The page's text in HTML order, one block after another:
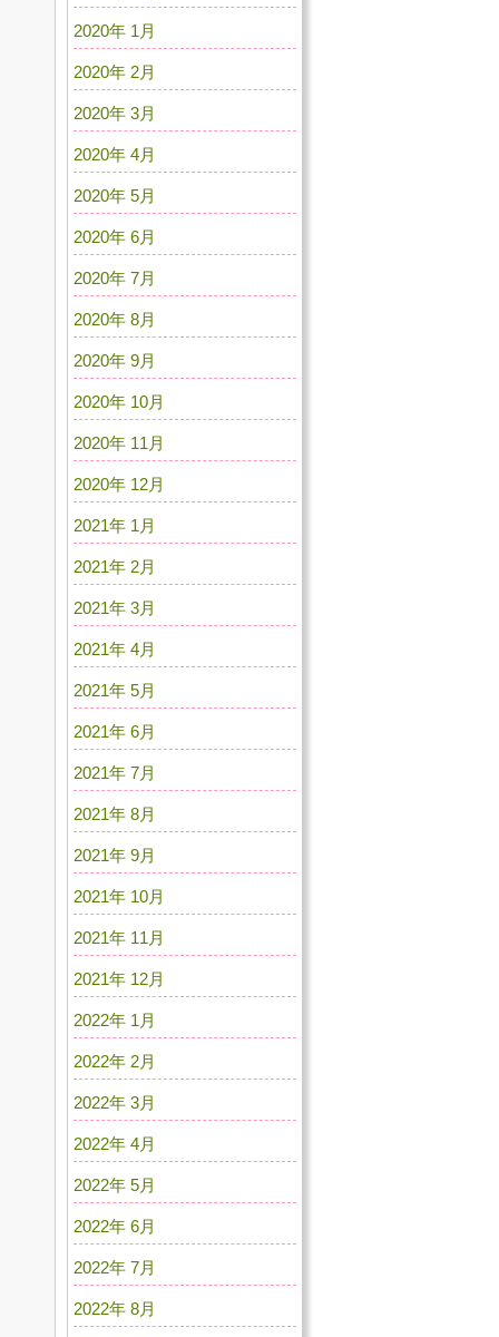
2020年 1月
2020年 2月
2020年 3月
2020年 4月
2020年 5月
2020年 6月
2020年 7月
2020年 8月
2020年 9月
2020年 10月
2020年 11月
2020年 12月
2021年 1月
2021年 2月
2021年 3月
2021年 4月
2021年 5月
2021年 6月
2021年 7月
2021年 8月
2021年 9月
2021年 10月
2021年 11月
2021年 12月
2022年 1月
2022年 2月
2022年 3月
2022年 4月
2022年 5月
2022年 6月
2022年 7月
2022年 8月